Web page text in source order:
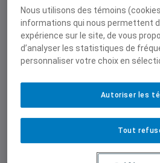
citoyens en France et au
Comment ces derniers,
d’améliorer la vie de leur
politisent-ils ou, au
relations avec leurs
Comment parlent-ils
la vie en commun et où
répondre à ces
prêté une oreille
Nous utilisons des témoins
informations qui nous permettent
expérience sur le site, de vous
d’analyser les statistiques de
personnaliser votre choix en
Tout
Autoriser les